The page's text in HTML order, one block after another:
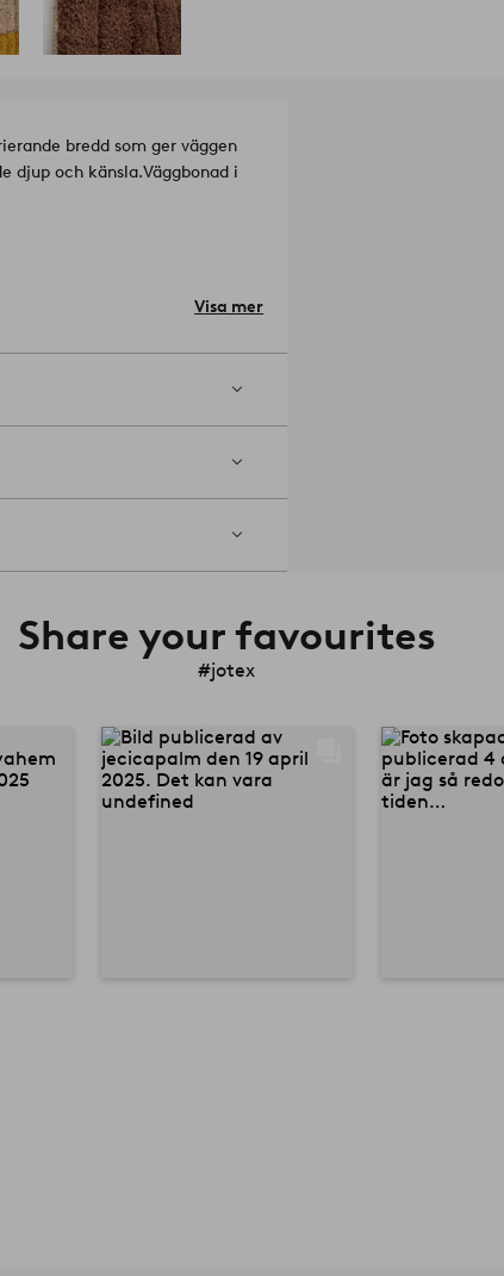
bredd som ger väggen
djup och känsla.Väggbonad i
Visa mer
Share your favourites
#jotex